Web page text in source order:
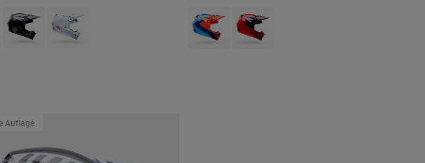
type of Schwarz.
Product swatch type of Mattes Schwarz.
Product swatch type of Weiß. Product swatch type of Orange/Blau.
Product swatch type of Rot/Schwarz.
Auflage